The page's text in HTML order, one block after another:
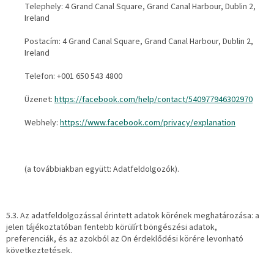
Telephely: 4 Grand Canal Square, Grand Canal Harbour, Dublin 2,
Ireland
Postacím: 4 Grand Canal Square, Grand Canal Harbour, Dublin 2,
Ireland
Telefon: +001 650 543 4800
Üzenet: https://facebook.com/help/contact/540977946302970
Webhely: https://www.facebook.com/privacy/explanation
(a továbbiakban együtt: Adatfeldolgozók).
5.3. Az adatfeldolgozással érintett adatok körének meghatározása: a
jelen tájékoztatóban fentebb körülírt böngészési adatok,
preferenciák, és az azokból az Ön érdeklődési körére levonható
következtetések.